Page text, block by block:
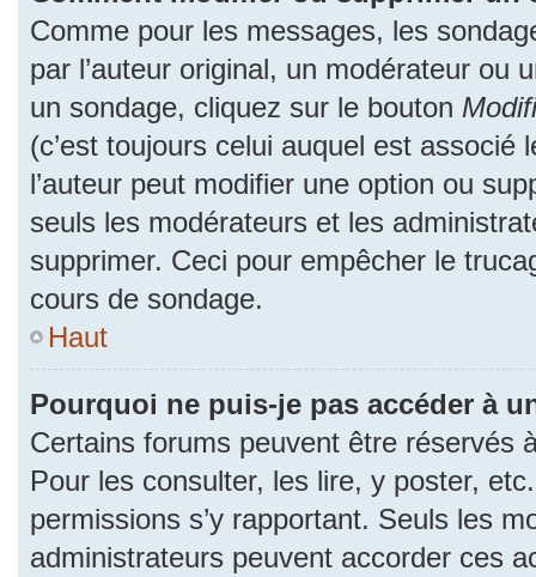
Comme pour les messages, les
par l’auteur original, un modérateur ou
un sondage, cliquez sur le bouton
(c’est toujours celui auquel est associé
l’auteur peut modifier une option ou
seuls les modérateurs et les
supprimer. Ceci pour empêcher le
cours de sondage.
Haut
Pourquoi ne puis-je pas accéder à
Certains forums peuvent être réservés
Pour les consulter, les lire, y poster,
permissions s’y rapportant. Seuls les
administrateurs peuvent accorder ces